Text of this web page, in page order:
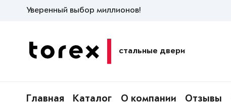
Уверенный выбор миллионов!
стальные двери
Главная Каталог О компании Отзывы